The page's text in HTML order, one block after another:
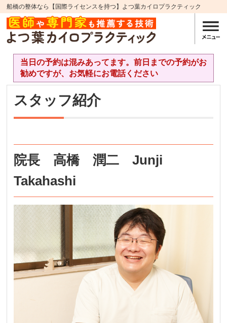
船橋の整体なら【国際ライセンスを持つ】よつ葉カイロプラクティック
当日の予約は混みあってます。前日までの予約がお
勧めですが、お気軽にお電話ください
スタッフ紹介
院長 高橋 潤二 Junji
Takahashi